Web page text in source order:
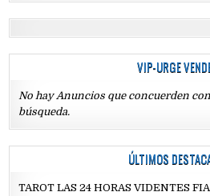
VIP-URGE
No hay Anuncios que concuerden
búsqueda.
ÚLTIMOS
TAROT LAS 24 HORAS VIDENTES